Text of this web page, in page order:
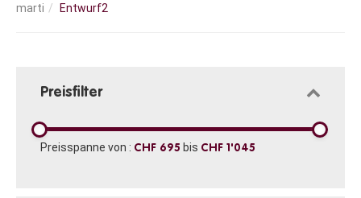
Entwurf2
Preisfilter
Preisspanne von : CHF 695 bis CHF 1'045